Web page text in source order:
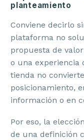
planteamiento
Conviene decirlo
plataforma no
propuesta de
o una experiencia
tienda no
posicionamiento,
información o en
Por eso, la
de una definición